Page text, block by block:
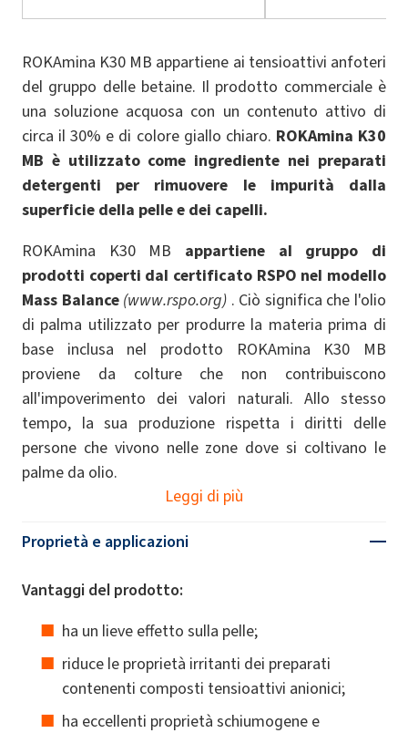
ROKAmina K30 MB appartiene ai tensioattivi anfoteri
del gruppo delle betaine. Il prodotto commerciale è
una soluzione acquosa con un contenuto attivo di
circa il 30% e di colore giallo chiaro. ROKAmina K30
MB è utilizzato come ingrediente nei preparati
detergenti per rimuovere le impurità dalla
superficie della pelle e dei capelli.
ROKAmina K30 MB appartiene al gruppo di
prodotti coperti dal certificato RSPO nel modello
Mass Balance (www.rspo.org) . Ciò significa che l'olio
di palma utilizzato per produrre la materia prima di
base inclusa nel prodotto ROKAmina K30 MB
proviene da colture che non contribuiscono
all'impoverimento dei valori naturali. Allo stesso
tempo, la sua produzione rispetta i diritti delle
persone che vivono nelle zone dove si coltivano le
palme da olio.
Leggi di più
Proprietà e applicazioni
Vantaggi del prodotto:
ha un lieve effetto sulla pelle;
riduce le proprietà irritanti dei preparati
contenenti composti tensioattivi anionici;
ha eccellenti proprietà schiumogene e